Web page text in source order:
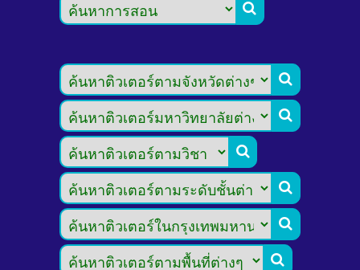






